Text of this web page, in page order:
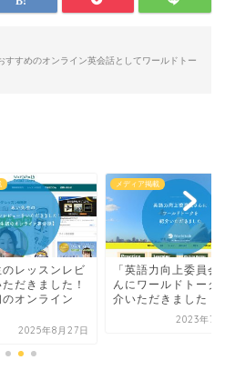
すすめのオンライン英会話としてワールドトー
のレッスンレビ
だきました！
のオンライン
2025年8月27日
メディア掲載
「英語力向上委員会
んにワールドトーク
介いただきました！
2023年7